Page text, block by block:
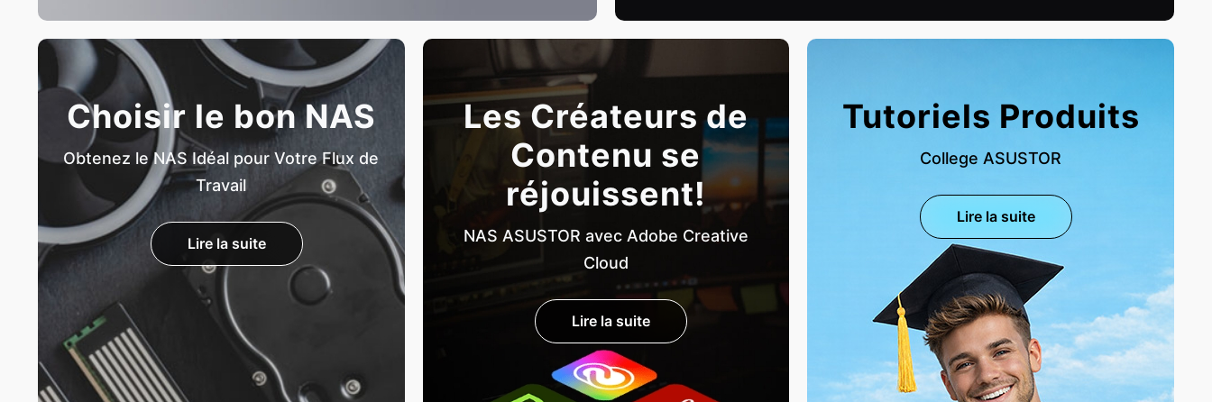
Choisir le bon NAS
Obtenez le NAS Idéal pour Votre Flux de
Travail
Lire la suite
Les Créateurs de
Contenu se
réjouissent!
NAS ASUSTOR avec Adobe Creative
Cloud
Lire la suite
Tutoriels Produits
College ASUSTOR
Lire la suite